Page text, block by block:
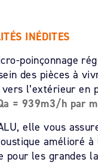
INÉDITES
poinçonnage
des pièces à
l’extérieur en
= 939m3/h par
elle vous
amélioré
pour les grandes